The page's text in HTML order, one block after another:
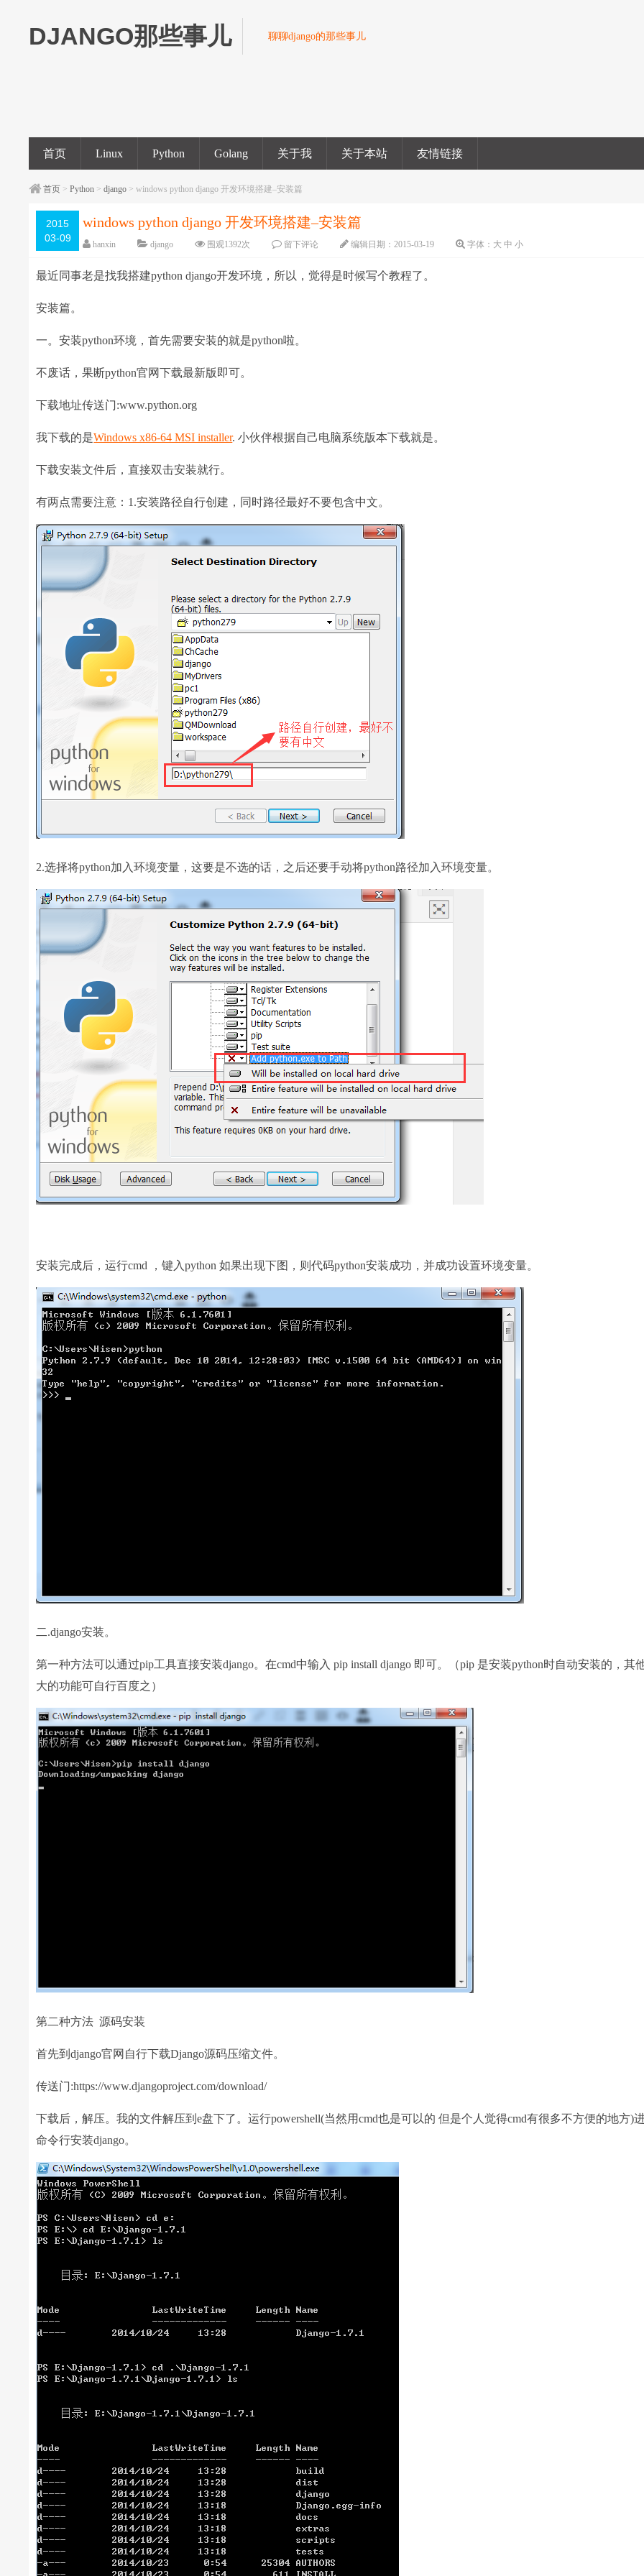
DJANGO那些事儿 聊聊django的那些事儿
首页 Linux Python Golang 关于我 关于本站 友情链接
首页 >Python >django > windows python django 开发环境搭建–安装篇
2015
03-09
windows python django 开发环境搭建–安装篇
hanxin django 围观1392次 留下评论 编辑日期：2015-03-19 字体： 大 中 小
最近同事老是找我搭建python django开发环境，所以，觉得是时候写个教程了。
安装篇。
一。安装python环境，首先需要安装的就是python啦。
不废话，果断python官网下载最新版即可。
下载地址传送门:www.python.org
我下载的是Windows x86-64 MSI installer. 小伙伴根据自己电脑系统版本下载就是。
下载安装文件后，直接双击安装就行。
有两点需要注意：1.安装路径自行创建，同时路径最好不要包含中文。
2.选择将python加入环境变量，这要是不选的话，之后还要手动将python路径加入环境变量。
安装完成后，运行cmd ，键入python 如果出现下图，则代码python安装成功，并成功设置环境变量。
二.django安装。
第一种方法可以通过pip工具直接安装django。在cmd中输入 pip install django 即可。（pip 是安装python时自动安装的，其
大的功能可自行百度之）
第二种方法 源码安装
首先到django官网自行下载Django源码压缩文件。
传送门:https://www.djangoproject.com/download/
下载后，解压。我的文件解压到e盘下了。运行powershell(当然用cmd也是可以的 但是个人觉得cmd有很多不方便的地方)
命令行安装django。